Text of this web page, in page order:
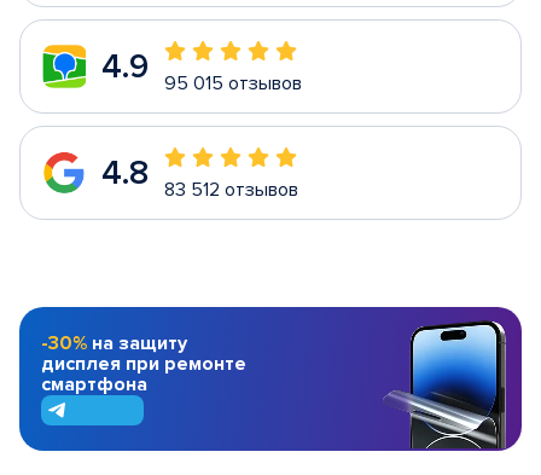
4.9 95 015 отзывов
4.8 83 512 отзывов
-30% на защиту
дисплея при ремонте
смартфона